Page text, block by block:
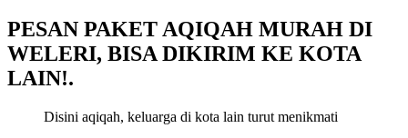
PESAN PAKET AQIQAH MURAH DI
WELERI, BISA DIKIRIM KE KOTA
LAIN!.
Disini aqiqah, keluarga di kota lain turut menikmati